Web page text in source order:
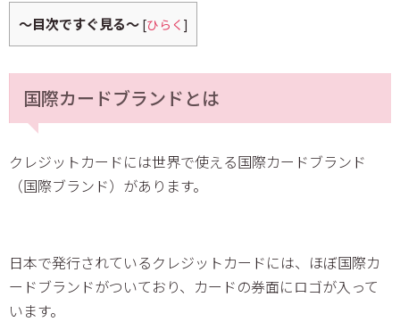
～目次ですぐ見る～ [ひらく ]
国際カードブランドとは
クレジットカードには世界で使える国際カードブランド
（国際ブランド）があります。
日本で発行されているクレジットカードには、ほぼ国際カ
ードブランドがついており、カードの券面にロゴが入って
います。